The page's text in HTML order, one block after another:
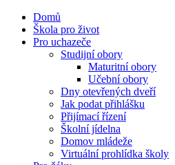
Domů
Škola pro život
Pro uchazeče
Studijní obory
Maturitní obory
Učební obory
Dny otevřených dveří
Jak podat přihlášku
Přijímací řízení
Školní jídelna
Domov mládeže
Virtuální prohlídka školy